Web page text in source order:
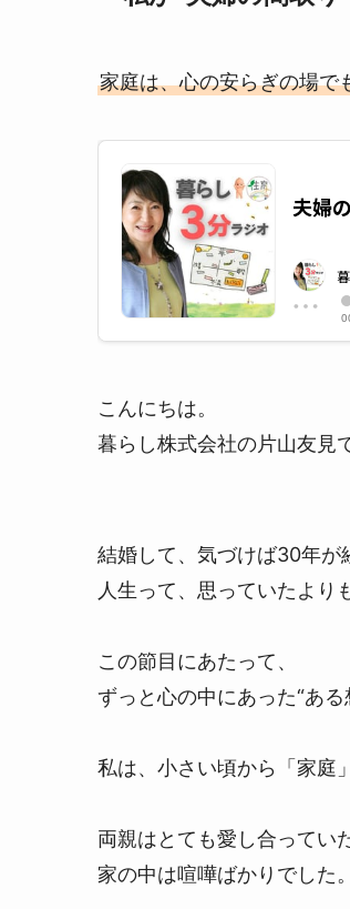
家庭は、心の安らぎの場で
こんにちは。
暮らし株式会社の片山友見
結婚して、気づけば30年が
人生って、思っていたより
この節目にあたって、
ずっと心の中にあった“あ
私は、小さい頃から「家庭
両親はとても愛し合ってい
家の中は喧嘩ばかりでした。